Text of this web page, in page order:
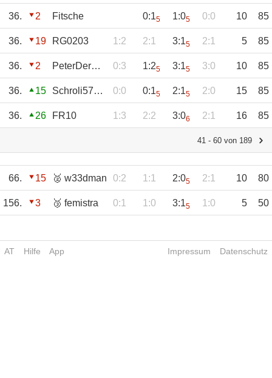
36. 2 Fitsche 0:15 1:05 0:0 10 85
36. 19 RG0203 1:2 2:1 3:15 2:1 5 85
36. 2 PeterDerGroße 0:3 1:25 3:15 3:0 10 85
36. 15 Schroli57achevy 0:0 0:15 2:15 2:0 15 85
36. 26 FR10 1:3 2:2 3:06 2:1 16 85
41 - 60 von 189
66. 15 🥈 w33dman 0:2 1:1 2:05 2:1 10 80
156. 3 🥉 femistra 0:1 1:0 3:15 1:0 5 50
AT Hilfe App Impressum Datenschutz